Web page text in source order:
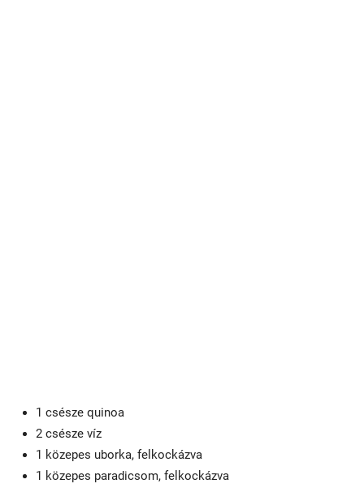
1 csésze quinoa
2 csésze víz
1 közepes uborka, felkockázva
1 közepes paradicsom, felkockázva